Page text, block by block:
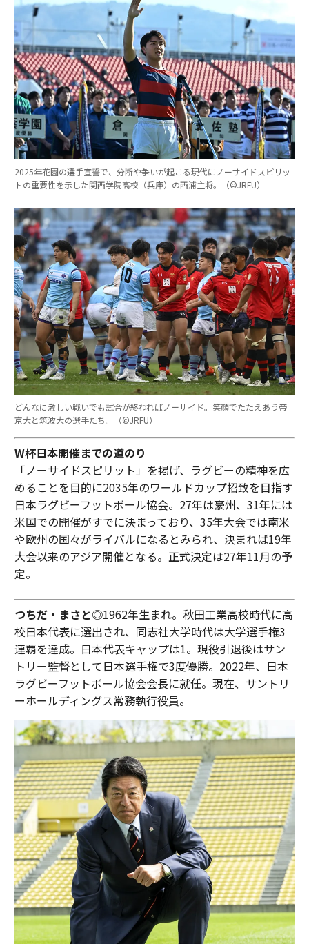
2025年花園の選手宣誓で、分断や争いが起こる現代にノーサイドスピリッ
トの重要性を示した関西学院高校（兵庫）の西浦主将。（©︎JRFU）
どんなに激しい戦いでも試合が終わればノーサイド。笑顔でたたえあう帝
京大と筑波大の選手たち。（©︎JRFU）
W杯日本開催までの道のり
「ノーサイドスピリット」を掲げ、ラグビーの精神を広
めることを目的に2035年のワールドカップ招致を目指す
日本ラグビーフットボール協会。27年は豪州、31年には
米国での開催がすでに決まっており、35年大会では南米
や欧州の国々がライバルになるとみられ、決まれば19年
大会以来のアジア開催となる。正式決定は27年11月の予
定。
つちだ・まさと◎1962年生まれ。秋田工業高校時代に高
校日本代表に選出され、同志社大学時代は大学選手権3
連覇を達成。日本代表キャップは1。現役引退後はサン
トリー監督として日本選手権で3度優勝。2022年、日本
ラグビーフットボール協会会長に就任。現在、サントリ
ーホールディングス常務執行役員。